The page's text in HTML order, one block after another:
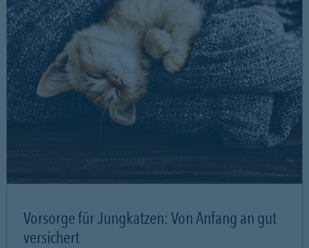
Vorsorge für Jungkatzen: Von Anfang an gut
versichert